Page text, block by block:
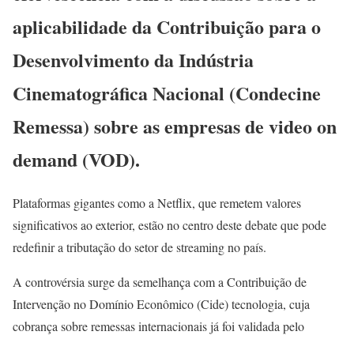
aplicabilidade da Contribuição para o
Desenvolvimento da Indústria
Cinematográfica Nacional (Condecine
Remessa) sobre as empresas de video on
demand (VOD).
Plataformas gigantes como a Netflix, que remetem valores
significativos ao exterior, estão no centro deste debate que pode
redefinir a tributação do setor de streaming no país.
A controvérsia surge da semelhança com a Contribuição de
Intervenção no Domínio Econômico (Cide) tecnologia, cuja
cobrança sobre remessas internacionais já foi validada pelo